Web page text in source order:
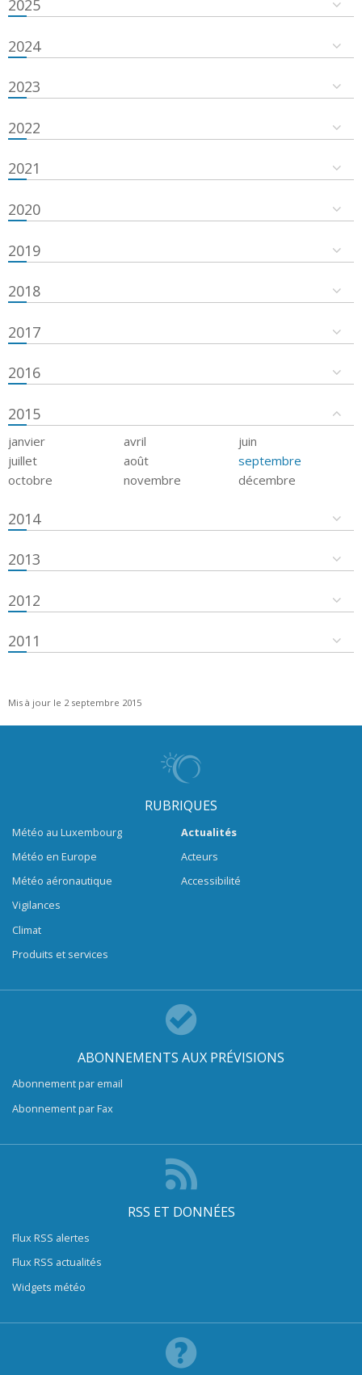
2025
2024
2023
2022
2021
2020
2019
2018
2017
2016
2015
janvier avril
juin
juillet
août
septembre
octobre
novembre décembre
2014
2013
2012
2011
Mis à jour le 2 septembre 2015
RUBRIQUES
Météo au Luxembourg
Météo en Europe
Météo aéronautique
Vigilances
Climat
Produits et services
Actualités
Acteurs
Accessibilité
ABONNEMENTS AUX PRÉVISIONS
Abonnement par email
Abonnement par Fax
RSS ET DONNÉES
Flux RSS alertes
Flux RSS actualités
Widgets météo